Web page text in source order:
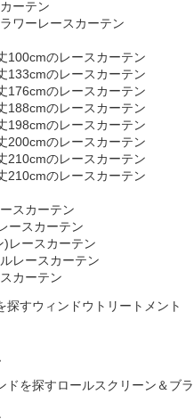
ーテン
ワーレースカーテン
100cmのレースカーテン
133cmのレースカーテン
176cmのレースカーテン
188cmのレースカーテン
198cmのレースカーテン
200cmのレースカーテン
210cmのレースカーテン
210cmのレースカーテン
スカーテン
ースカーテン
)レースカーテン
レースカーテン
カーテン
ウィンドウトリートメント
ロールスクリーン＆ブラ